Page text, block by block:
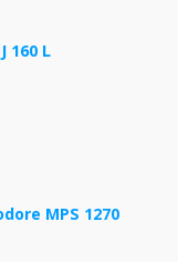
160 L
MPS 1270